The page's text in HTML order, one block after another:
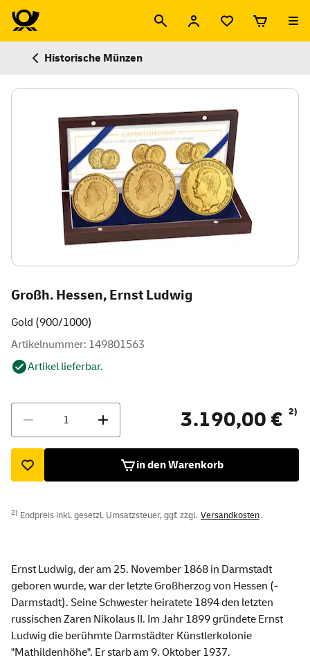
Historische Münzen
Großh. Hessen, Ernst Ludwig
Gold (900/1000)
Artikelnummer: 149801563
Artikel lieferbar.
3.190,00 € 2)
in den Warenkorb
2) Endpreis inkl. gesetzl. Umsatzsteuer, ggf. zzgl. Versandkosten.
Ernst Ludwig, der am 25. November 1868 in Darmstadt
geboren wurde, war der letzte Großherzog von Hessen (-
Darmstadt). Seine Schwester heiratete 1894 den letzten
russischen Zaren Nikolaus II. Im Jahr 1899 gründete Ernst
Ludwig die berühmte Darmstädter Künstlerkolonie
"Mathildenhöhe". Er starb am 9. Oktober 1937.